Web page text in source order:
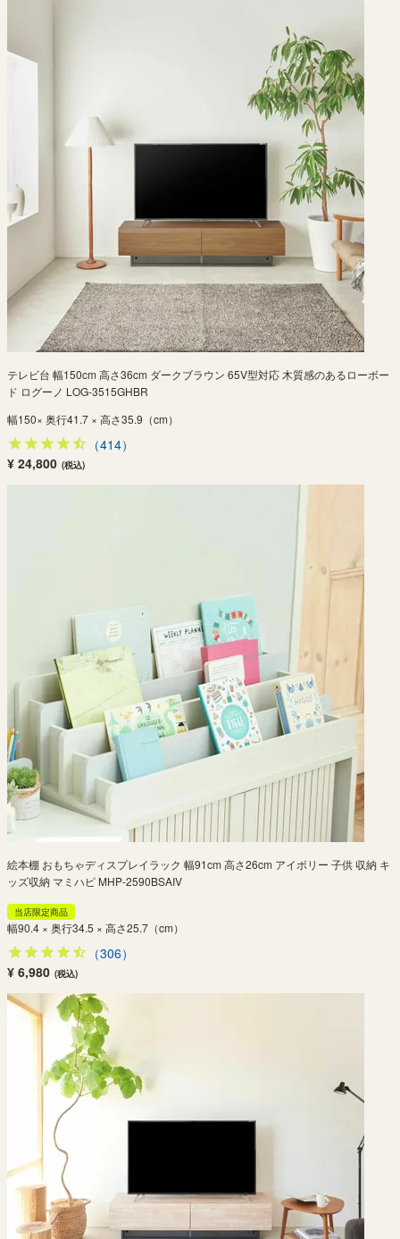
テレビ台 幅150cm 高さ36cm ダークブラウン 65V型対応 木質感のあるローボー
ド ログーノ LOG-3515GHBR
幅150× 奥行41.7 × 高さ35.9（cm）
（414）
¥ 24,800 (税込)
絵本棚 おもちゃディスプレイラック 幅91cm 高さ26cm アイボリー 子供 収納 キ
ッズ収納 マミハピ MHP-2590BSAIV
当店限定商品
幅90.4 × 奥行34.5 × 高さ25.7（cm）
（306）
¥ 6,980 (税込)